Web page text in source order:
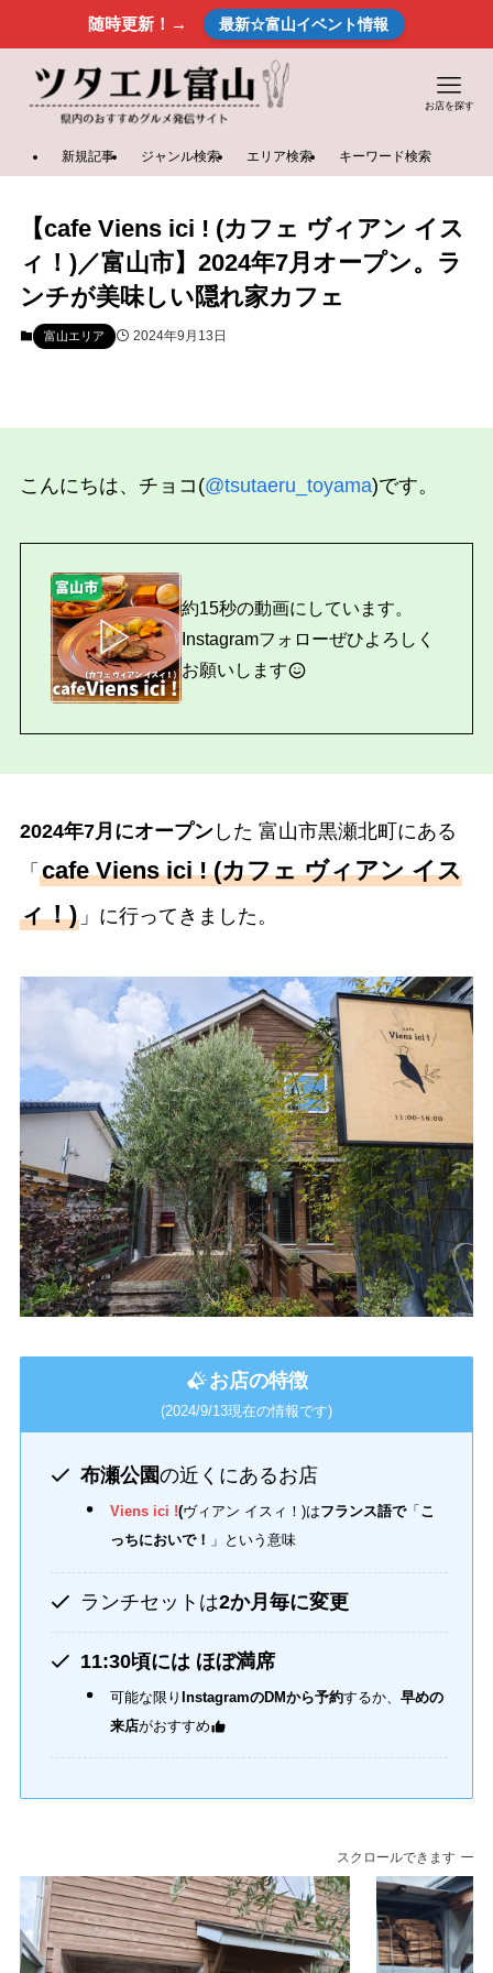
随時更新！→ 最新☆富山イベント情報
お店を探す
新規記事 ジャンル検索 エリア検索 キーワード検索
【cafe Viens ici ! (カフェ ヴィアン イス
ィ！)／富山市】2024年7月オープン。ラ
ンチが美味しい隠れ家カフェ
富山エリア 2024年9月13日
こんにちは、チョコ(@tsutaeru_toyama)です。
▷
約15秒の動画にしています。
Instagramフォローぜひよろしく
お願いします
2024年7月にオープンした 富山市黒瀬北町にある
「 cafe Viens ici ! (カフェ ヴィアン イス
ィ！)」に行ってきました。
お店の特徴
(2024/9/13現在の情報です)
布瀬公園の近くにあるお店
Viens ici !(ヴィアン イスィ！)はフランス語で「 こ
っちにおいで！ 」という意味
ランチセットは2か月毎に変更
11:30頃には ほぼ満席
可能な限り InstagramのDMから予約するか、 早めの
来店がおすすめ
スクロールできます